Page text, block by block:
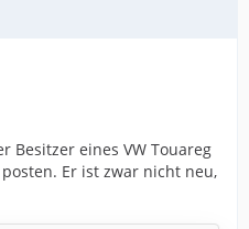
Besitzer eines VW Touareg
Er ist zwar nicht neu,